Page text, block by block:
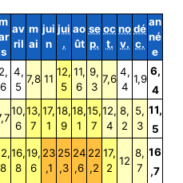
s
av
ril
m
ai
jui
n
jui
.
ao
ût
se
p.
oc
t.
no
v.
dé
c.
an
né
e
2,
6
4,
5
7,8 11
12,
5
11,
6
9,
3
7,6
4,
4
1,9
6,
4
10,
6
13,
7
17,
1
18,
9
18,
1
15,
7
12,
4
8,
2
5,
3
11,
5
8
16,
8
19,
6
23
,1
25
,3
24
,6
22
,2
17,
2
12
8,
7
16
,7